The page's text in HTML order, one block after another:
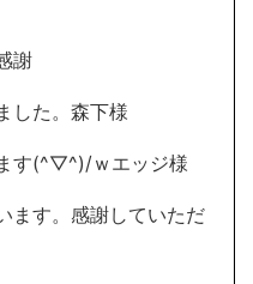
謝
した。森下様
す(^▽^)/ｗエッジ様
ます。感謝していただ